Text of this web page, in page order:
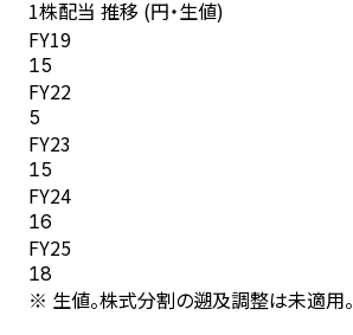
1株配当 推移 (円・生値)
FY19
15
FY22
5
FY23
15
FY24
16
FY25
18
※ 生値。株式分割の遡及調整は未適用。